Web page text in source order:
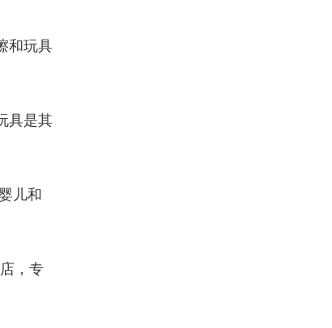
和玩具
具是其
儿和
，专